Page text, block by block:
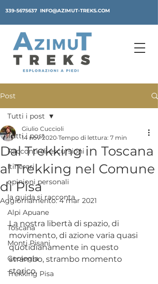
339-5675637 INFO@AZIMUT-TREKS.COM
Post
Tutti i post
Racconti-di-escursioni
Itinerari
opinioni personali
la guida si racconta
Alpi Apuane
Toscana
Monti Pisani
Geologia
Trekking Pisa
Tutti i post
Dal Trekking in Toscana
al Trekking nel Comune
di Pisa
Giulio Cuccioli
14 nov 2020 Tempo di lettura: 7 min
Aggiornamento:4 mar 2021
La nostra libertà di spazio, di
movimento, di azione varia quasi
quotidianamente in questo
strambo, strambo momento
storico.